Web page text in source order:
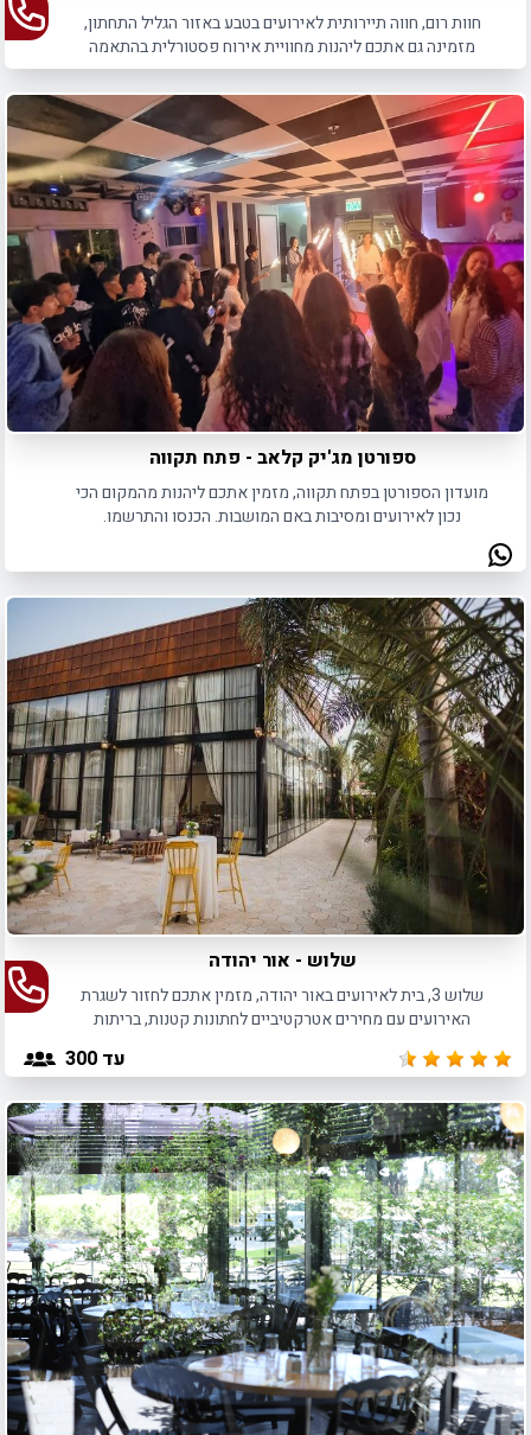
חוות רום, חווה תיירותית לאירועים בטבע באזור הגליל התחתון,
מזמינה גם אתכם ליהנות מחוויית אירוח פסטורלית בהתאמה
אישית לכל סוגי האירועים.
ספורטן מג'יק קלאב - פתח תקווה
מועדון הספורטן בפתח תקווה, מזמין אתכם ליהנות מהמקום הכי
נכון לאירועים ומסיבות באם המושבות. הכנסו והתרשמו.
שלוש - אור יהודה
שלוש 3, בית לאירועים באור יהודה, מזמין אתכם לחזור לשגרת
האירועים עם מחירים אטרקטיביים לחתונות קטנות, בריתות
עד 300